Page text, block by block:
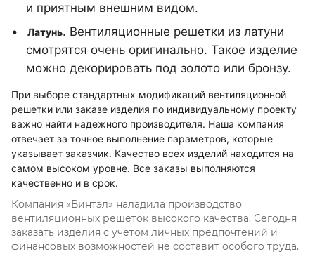
и приятным внешним видом.
Латунь. Вентиляционные решетки из латуни
смотрятся очень оригинально. Такое изделие
можно декорировать под золото или бронзу.
При выборе стандартных модификаций вентиляционной
решетки или заказе изделия по индивидуальному проекту
важно найти надежного производителя. Наша компания
отвечает за точное выполнение параметров, которые
указывает заказчик. Качество всех изделий находится на
самом высоком уровне. Все заказы выполняются
качественно и в срок.
Компания «Винтэл» наладила производство
вентиляционных решеток высокого качества. Сегодня
заказать изделия с учетом личных предпочтений и
финансовых возможностей не составит особого труда.